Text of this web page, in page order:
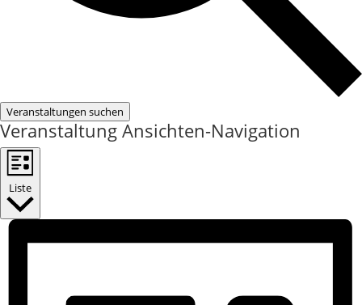
Veranstaltungen suchen
Veranstaltung Ansichten-Navigation
Liste